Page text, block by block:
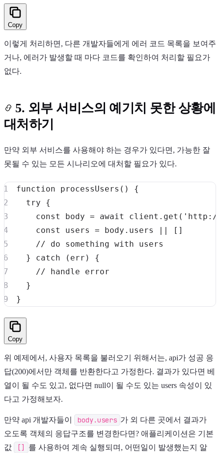
Copy
이렇게 처리하면, 다른 개발자들에게 에러 코드 목록을 보여주
거나, 에러가 발생할 때 마다 코드를 확인하여 처리할 필요가
없다.
5. 외부 서비스의 예기치 못한 상황에
대처하기
만약 외부 서비스를 사용해야 하는 경우가 있다면, 가능한 잘
못될 수 있는 모든 시나리오에 대처할 필요가 있다.
function processUsers ( )
{
try
{
const
body = await client . get ( 'http://
const
users = body . users || [ ]
// do something with users
}
catch ( err )
{
// handle error
}
}
Copy
위 예제에서, 사용자 목록을 불러오기 위해서는, api가 성공 응
답(200)에서만 객체를 반환한다고 가정한다. 결과가 있다면 베
열이 될 수도 있고, 없다면 null이 될 수도 있는 users 속성이 있
다고 가정해보자.
만약 api 개발자들이 body.users 가 외 다른 곳에서 결과가
오도록 객체의 응답구조를 변경한다면? 애플리케이션은 기본
값
[]
를 사용하여 계속 실행되며, 어떤일이 발생했는지 알